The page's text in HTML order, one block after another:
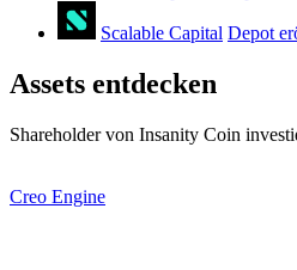
Scalable Capital Depot
Assets entdecken
Shareholder von Insanity Coin
Creo Engine